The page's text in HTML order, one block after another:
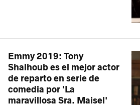
Emmy 2019: Tony
Shalhoub es el mejor actor
de reparto en serie de
comedia por 'La
maravillosa Sra. Maisel'